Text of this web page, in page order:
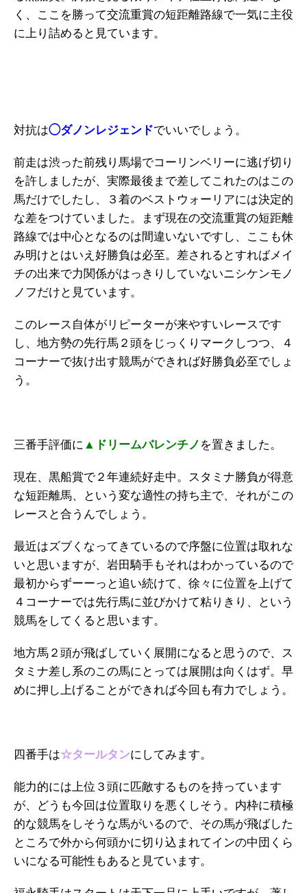
く、ここを勝って交流重賞の短距離路線で一気に主役
に上り詰めると見ています。
対抗は◯ダノンレジェンドでいいでしょう。
前走は渋った前残り馬場でコーリンベリーに逃げ切り
を許しましたが、実際最後まで差してこれたのはこの
馬だけでしたし、３着のベストウォーリアには決定的
な差をつけていました。まず現在の交流重賞の短距離
路線では中心となるのは間違いないですし、ここも休
み明けとはいえ好勝負は必至。差されるとすればメイ
チの出来で力関係がはっきりしていないニシケンモノ
ノフだけと見ています。
このレース自体がリピーターが来やすいレースです
し、地方勢の先行馬２頭をじっくりマークしつつ、４
コーナーで抜け出す競馬ができれば好勝負必至でしょ
う。
三番手評価に ▲ドリームバレンチノ を置きました。
現在、黒船賞で２年連続好走中。スタミナ勝負が得意
な短距離馬、という変な適性の持ち主で、それがこの
レースと合うんでしょう。
最近はズブくなってきているので序盤に位置は取れな
いと思いますが、岩田騎手もそれはわかっているので
最初からずーーっと追い続けて、徐々に位置を上げて
４コーナーでは先行馬に並びかけて粘りきり、という
競馬をしてくると思います。
地方馬２頭が飛ばしていく展開になると思うので、ス
タミナ差し系のこの馬にとっては展開は向くはず。早
めに押し上げることができれば今回も有力でしょう。
四番手は☆タールタンにしてみます。
能力的には上位３頭に匹敵するものを持っています
が、どうも今回は位置取りを悪くしそう。内枠に積極
的な競馬をしそうな馬がいるので、その馬が飛ばした
ところで外から何頭かに切り込まれてインの中団くら
いになる可能性もあると見ています。